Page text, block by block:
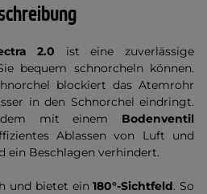
2.0 ist eine zuverlässige
bequem schnorcheln können.
blockiert das Atemrohr
in den Schnorchel eindringt.
mit einem Bodenventil
Ablassen von Luft und
ein Beschlagen verhindert.
und bietet ein180°-Sichtfeld. So